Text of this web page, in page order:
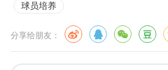
球员培养
分享给朋友：